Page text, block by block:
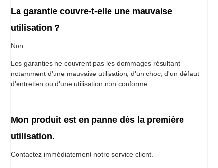
La garantie couvre-t-elle une mauvaise
utilisation ?
Non.
Les garanties ne couvrent pas les dommages résultant
notamment d'une mauvaise utilisation, d'un choc, d'un défaut
d'entretien ou d'une utilisation non conforme.
Mon produit est en panne dès la première
utilisation.
Contactez immédiatement notre service client.